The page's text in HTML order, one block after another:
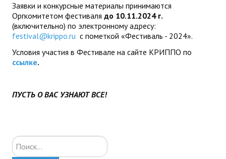
Заявки и конкурсные материалы принимаются
Оргкомитетом фестиваля до 10.11.2024 г.
(включительно) по электронному адресу:
festival@krippo.ru с пометкой «Фестиваль - 2024».
Условия участия в Фестивале на сайте КРИППО по
ссылке.
ПУСТЬ О ВАС УЗНАЮТ ВСЕ!
Искать...